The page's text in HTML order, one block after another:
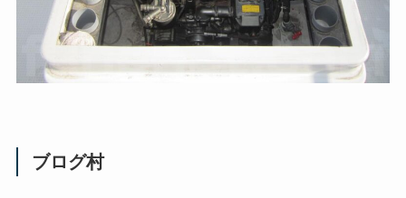
ブログ村